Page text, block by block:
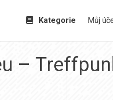
Kategorie Můj
–